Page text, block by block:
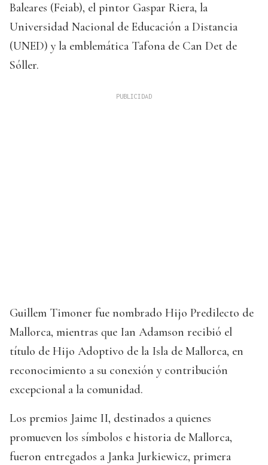
Baleares (Feiab), el pintor Gaspar Riera, la
Universidad Nacional de Educación a Distancia
(UNED) y la emblemática Tafona de Can Det de
Sóller.
Guillem Timoner fue nombrado Hijo Predilecto de
Mallorca, mientras que Ian Adamson recibió el
título de Hijo Adoptivo de la Isla de Mallorca, en
reconocimiento a su conexión y contribución
excepcional a la comunidad.
Los premios Jaime II, destinados a quienes
promueven los símbolos e historia de Mallorca,
fueron entregados a Janka Jurkiewicz, primera